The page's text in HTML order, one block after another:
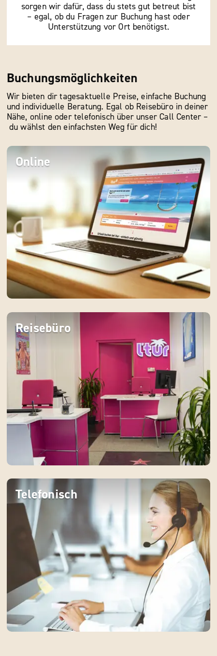
sorgen wir dafür, dass du stets gut betreut bist
– egal, ob du Fragen zur Buchung hast oder
Unterstützung vor Ort benötigst.
Buchungsmöglichkeiten
Wir bieten dir tagesaktuelle Preise, einfache Buchung
und individuelle Beratung. Egal ob Reisebüro in deiner
Nähe, online oder telefonisch über unser Call Center –
du wählst den einfachsten Weg für dich!
Online
Reisebüro
Telefonisch